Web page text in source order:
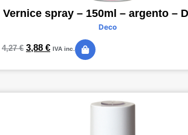
Vernice spray – 150ml – argento –
Deco
4,27€ 3,88 € IVA inc.